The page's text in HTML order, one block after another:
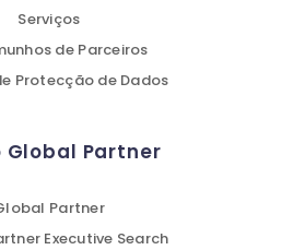
Serviços
de Parceiros
Protecção de Dados
Global Partner
Partner
Executive Search